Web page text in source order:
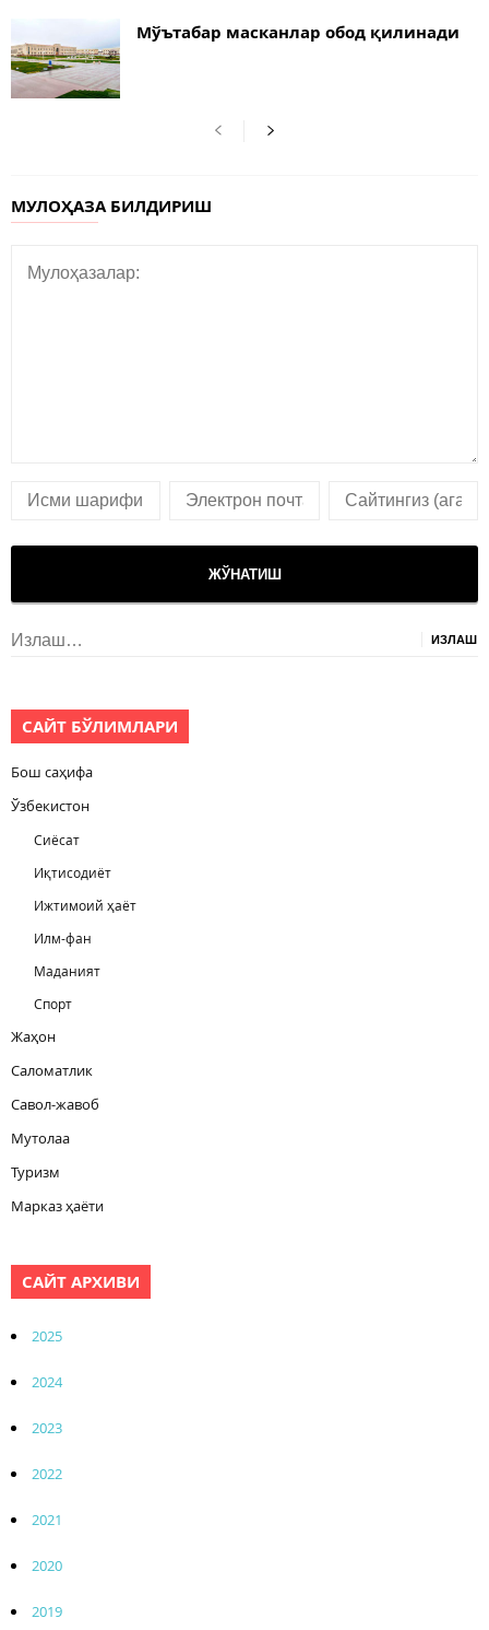
Мўътабар масканлар обод қилинади
МУЛОҲАЗА БИЛДИРИШ
Излаш:
САЙТ БЎЛИМЛАРИ
Бош саҳифа
Ўзбекистон
Сиёсат
Иқтисодиёт
Ижтимоий ҳаёт
Илм-фан
Маданият
Спорт
Жаҳон
Саломатлик
Савол-жавоб
Мутолаа
Туризм
Марказ ҳаёти
САЙТ АРХИВИ
2025
2024
2023
2022
2021
2020
2019